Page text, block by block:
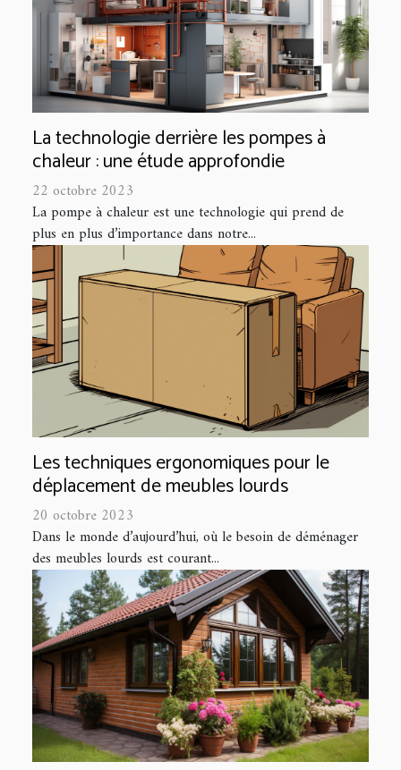
La technologie derrière les pompes à
chaleur : une étude approfondie
22 octobre 2023
La pompe à chaleur est une technologie qui prend de
plus en plus d’importance dans notre...
Les techniques ergonomiques pour le
déplacement de meubles lourds
20 octobre 2023
Dans le monde d’aujourd’hui, où le besoin de déménager
des meubles lourds est courant...